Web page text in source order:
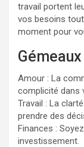
travail portent
vos besoins
moment pour
Gémeaux
Amour : La
complicité dans
Travail : La
prendre des
Finances :
investissement.